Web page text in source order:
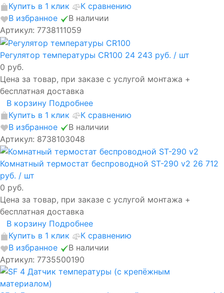
Купить в 1 клик
К сравнению
В избранное
В наличии
Артикул: 7738111059
Регулятор температуры CR100 24 243 руб. / шт
0 руб.
Цена за товар, при заказе с услугой монтажа +
бесплатная доставка
В корзину Подробнее
Купить в 1 клик
К сравнению
В избранное
В наличии
Артикул: 8738103048
Комнатный термостат беспроводной ST-290 v2 26 712
руб. / шт
0 руб.
Цена за товар, при заказе с услугой монтажа +
бесплатная доставка
В корзину Подробнее
Купить в 1 клик
К сравнению
В избранное
В наличии
Артикул: 7735500190